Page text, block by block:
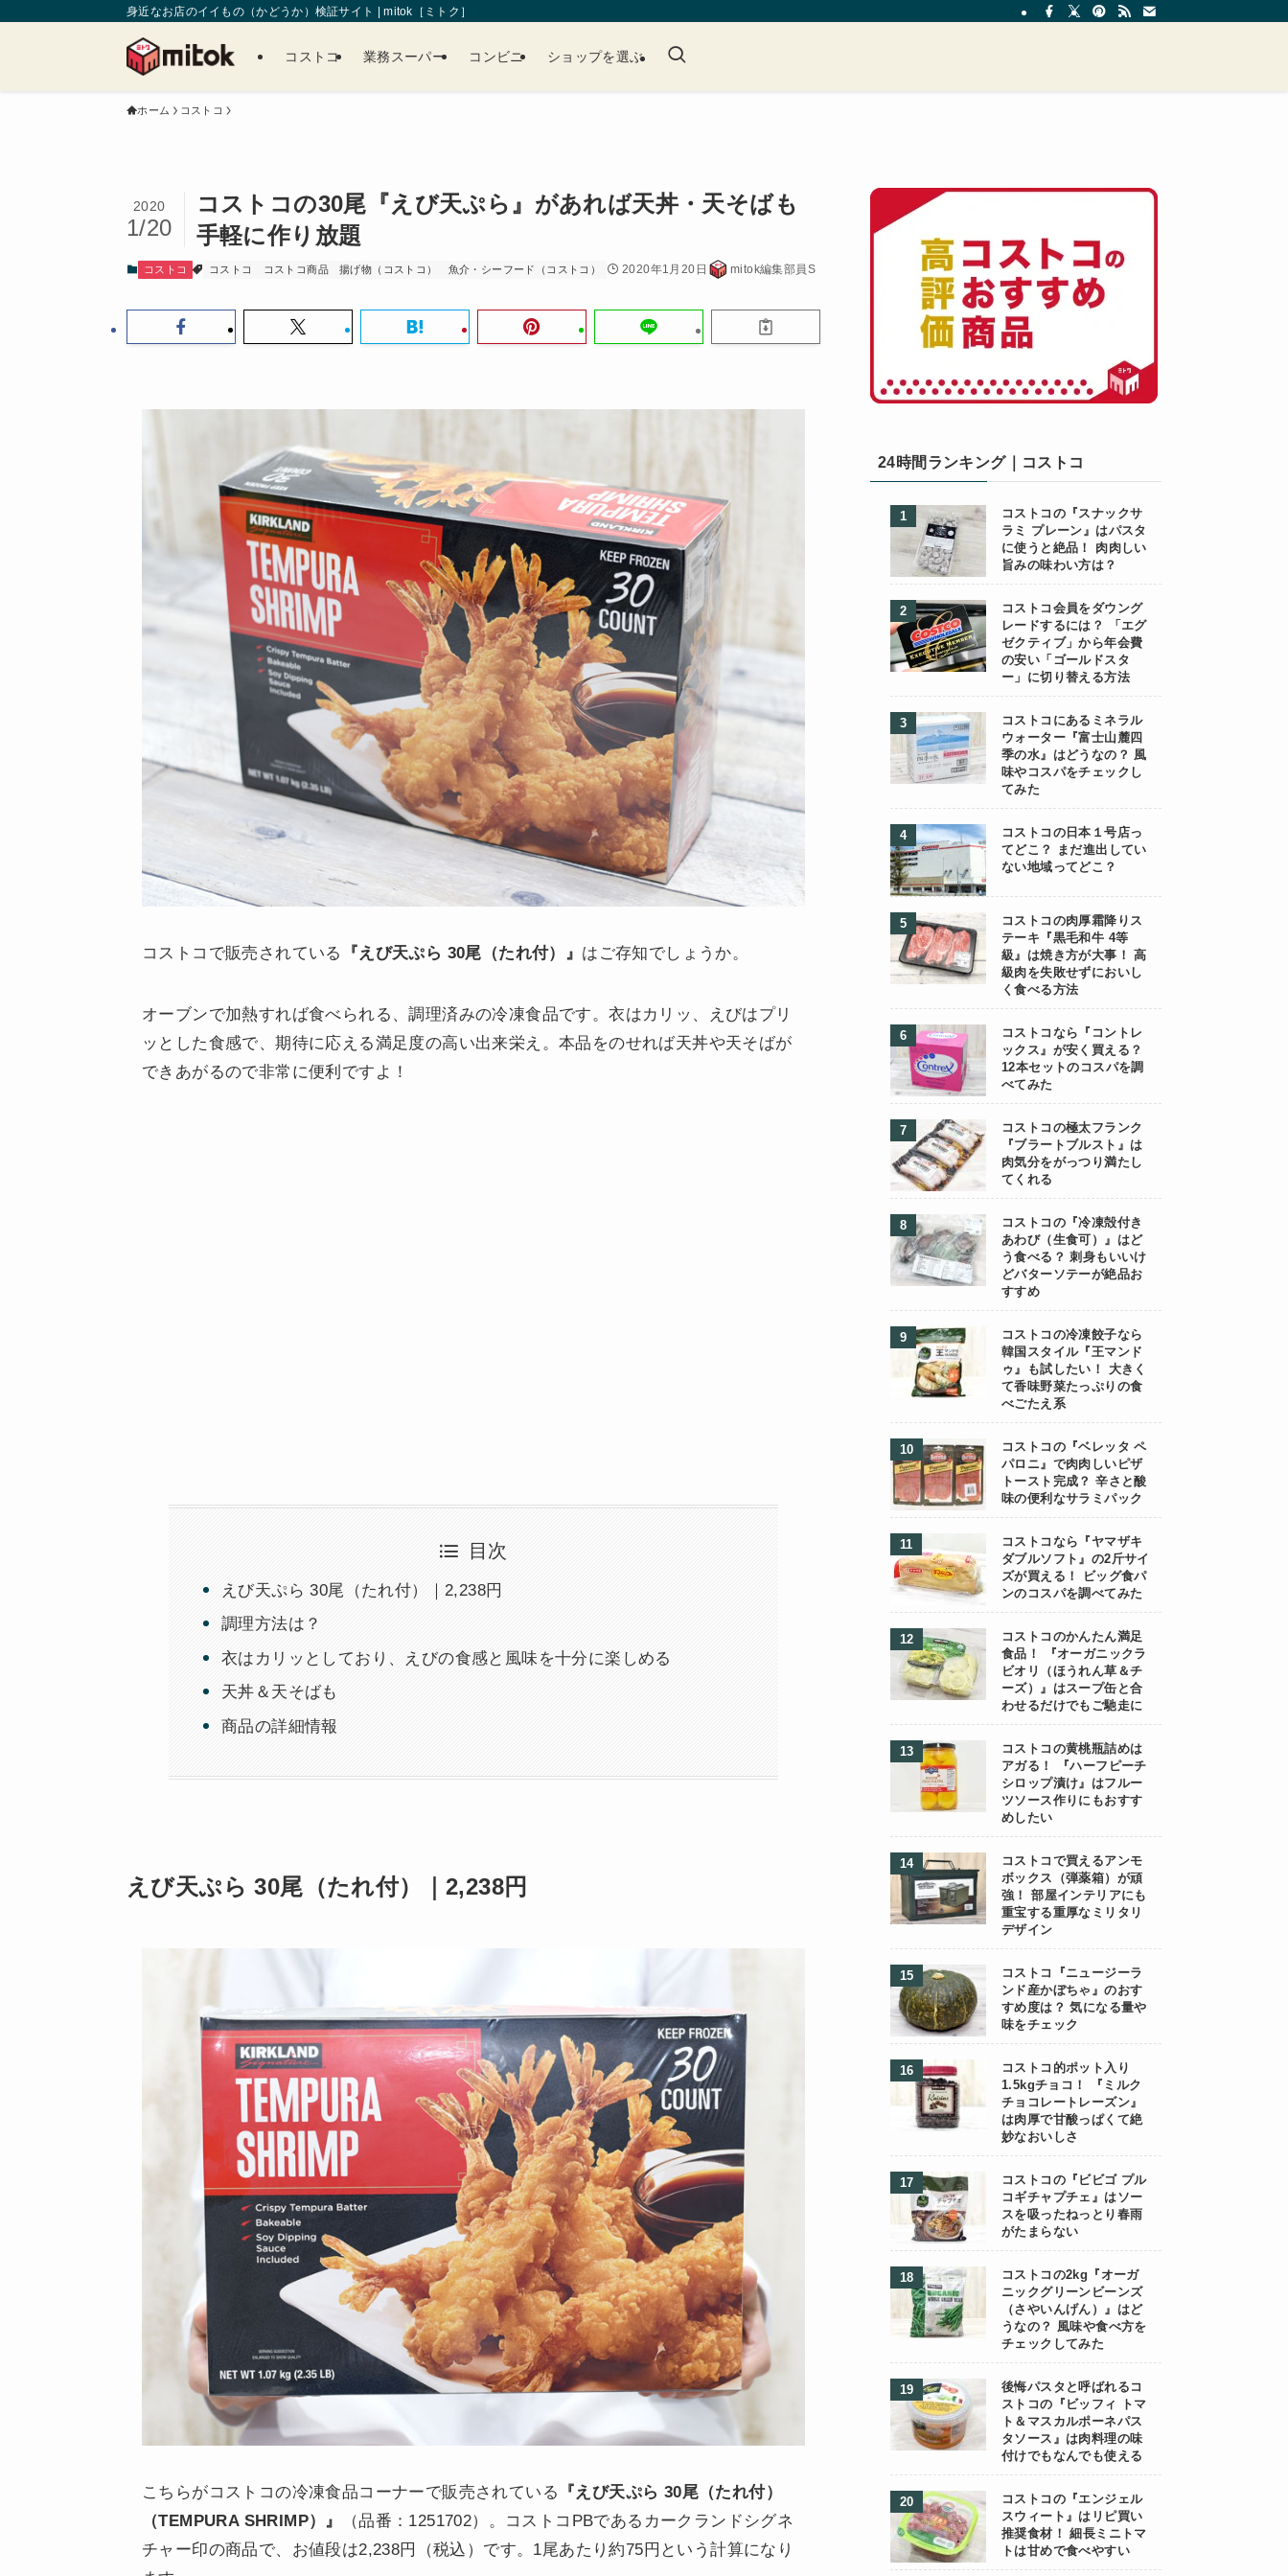
身近なお店のイイもの（かどうか）検証サイト | mitok［ミトク］
コストコ 業務スーパー コンビニ ショップを選ぶ
ホーム コストコ
コストコの30尾『えび天ぷら』があれば天丼・天そばも
手軽に作り放題
2020
1/20
コストコ コストコ コストコ商品 揚げ物（コストコ） 魚介・シーフード（コストコ） 2020年1月20日 mitok編集部員S
コストコで販売されている 『えび天ぷら 30尾（たれ付）』 はご存知でしょうか。
オーブンで加熱すれば食べられる、調理済みの冷凍食品です。衣はカリッ、えびはプリ
ッとした食感で、期待に応える満足度の高い出来栄え。本品をのせれば天丼や天そばが
できあがるので非常に便利ですよ！
目次
えび天ぷら 30尾（たれ付）｜2,238円
調理方法は？
衣はカリッとしており、えびの食感と風味を十分に楽しめる
天丼＆天そばも
商品の詳細情報
えび天ぷら 30尾（たれ付）｜2,238円
こちらがコストコの冷凍食品コーナーで販売されている
『えび天ぷら 30尾（たれ付）
（TEMPURA SHRIMP）』
（品番：1251702）。コストコPBであるカークランドシグネ
チャー印の商品で、お値段は2,238円（税込）です。1尾あたり約75円という計算になり
24時間ランキング｜コストコ
コストコの『スナックサ
ラミ プレーン』はパスタ
に使うと絶品！ 肉肉しい
旨みの味わい方は？
コストコ会員をダウング
レードするには？ 「エグ
ゼクティブ」から年会費
の安い「ゴールドスタ
ー」に切り替える方法
コストコにあるミネラル
ウォーター『富士山麓四
季の水』はどうなの？ 風
味やコスパをチェックし
てみた
コストコの日本１号店っ
てどこ？ まだ進出してい
ない地域ってどこ？
コストコの肉厚霜降りス
テーキ『黒毛和牛 4等
級』は焼き方が大事！ 高
級肉を失敗せずにおいし
く食べる方法
コストコなら『コントレ
ックス』が安く買える？
12本セットのコスパを調
べてみた
コストコの極太フランク
『ブラートブルスト』は
肉気分をがっつり満たし
てくれる
コストコの『冷凍殻付き
あわび（生食可）』はど
う食べる？ 刺身もいいけ
どバターソテーが絶品お
すすめ
コストコの冷凍餃子なら
韓国スタイル『王マンド
ゥ』も試したい！ 大きく
て香味野菜たっぷりの食
べごたえ系
コストコの『ベレッタ ペ
パロニ』で肉肉しいピザ
トースト完成？ 辛さと酸
味の便利なサラミパック
コストコなら『ヤマザキ
ダブルソフト』の2斤サイ
ズが買える！ ビッグ食パ
ンのコスパを調べてみた
コストコのかんたん満足
食品！ 『オーガニックラ
ビオリ（ほうれん草＆チ
ーズ）』はスープ缶と合
わせるだけでもご馳走に
コストコの黄桃瓶詰めは
アガる！ 『ハーフピーチ
シロップ漬け』はフルー
ツソース作りにもおすす
めしたい
コストコで買えるアンモ
ボックス（弾薬箱）が頑
強！ 部屋インテリアにも
重宝する重厚なミリタリ
デザイン
コストコ『ニュージーラ
ンド産かぼちゃ』のおす
すめ度は？ 気になる量や
味をチェック
コストコ的ポット入り
1.5kgチョコ！ 『ミルク
チョコレートレーズン』
は肉厚で甘酸っぱくて絶
妙なおいしさ
コストコの『ビビゴ プル
コギチャプチェ』はソー
スを吸ったねっとり春雨
がたまらない
コストコの2kg『オーガ
ニックグリーンビーンズ
（さやいんげん）』はど
うなの？ 風味や食べ方を
チェックしてみた
後悔パスタと呼ばれるコ
ストコの『ビッフィ トマ
ト＆マスカルポーネパス
タソース』は肉料理の味
付けでもなんでも使える
コストコの『エンジェル
スウィート』はリピ買い
推奨食材！ 細長ミニトマ
トは甘めで食べやすい